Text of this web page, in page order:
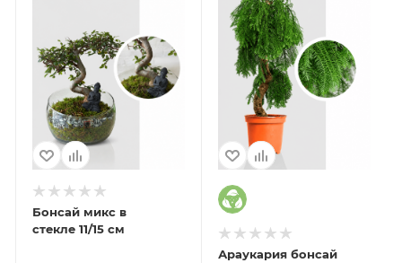
Бонсай микс в
стекле 11/15 см
Араукария бонсай